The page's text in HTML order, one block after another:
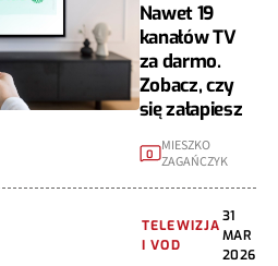
Nawet 19
kanałów TV
za darmo.
Zobacz, czy
się załapiesz
0 MIESZKO
ZAGAŃCZYK
TELEWIZJA
I VOD
31
MAR
2026